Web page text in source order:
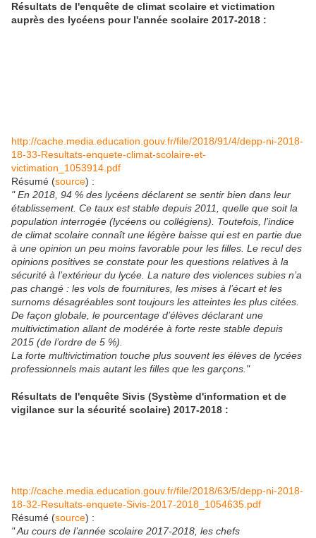
Résultats de l'enquête de climat scolaire et victimation
auprès des lycéens pour l'année scolaire 2017-2018 :
http://cache.media.education.gouv.fr/file/2018/91/4/depp-ni-2018-
18-33-Resultats-enquete-climat-scolaire-et-
victimation_1053914.pdf
Résumé (source) :
" En 2018, 94 % des lycéens déclarent se sentir bien dans leur
établissement. Ce taux est stable depuis 2011, quelle que soit la
population interrogée (lycéens ou collégiens). Toutefois, l’indice
de climat scolaire connaît une légère baisse qui est en partie due
à une opinion un peu moins favorable pour les filles. Le recul des
opinions positives se constate pour les questions relatives à la
sécurité à l’extérieur du lycée. La nature des violences subies n’a
pas changé : les vols de fournitures, les mises à l’écart et les
surnoms désagréables sont toujours les atteintes les plus citées.
De façon globale, le pourcentage d’élèves déclarant une
multivictimation allant de modérée à forte reste stable depuis
2015 (de l’ordre de 5 %).
La forte multivictimation touche plus souvent les élèves de lycées
professionnels mais autant les filles que les garçons."
Résultats de l'enquête Sivis (Système d'information et de
vigilance sur la sécurité scolaire) 2017-2018 :
http://cache.media.education.gouv.fr/file/2018/63/5/depp-ni-2018-
18-32-Resultats-enquete-Sivis-2017-2018_1054635.pdf
Résumé (source) :
" Au cours de l’année scolaire 2017-2018, les chefs